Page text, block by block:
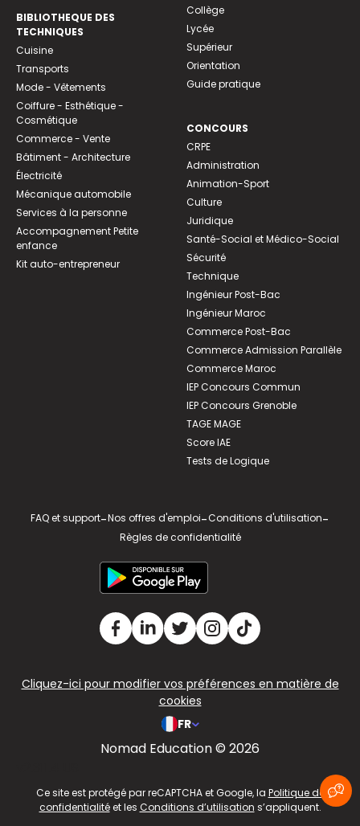
BIBLIOTHEQUE DES
TECHNIQUES
Cuisine
Transports
Mode - Vêtements
Coiffure - Esthétique -
Cosmétique
Commerce - Vente
Bâtiment - Architecture
Électricité
Mécanique automobile
Services à la personne
Accompagnement Petite
enfance
Kit auto-entrepreneur
Collège
Lycée
Supérieur
Orientation
Guide pratique
CONCOURS
CRPE
Administration
Animation-Sport
Culture
Juridique
Santé-Social et Médico-Social
Sécurité
Technique
Ingénieur Post-Bac
Ingénieur Maroc
Commerce Post-Bac
Commerce Admission Parallèle
Commerce Maroc
IEP Concours Commun
IEP Concours Grenoble
TAGE MAGE
Score IAE
Tests de Logique
FAQ et support-Nos offres d'emploi-Conditions d'utilisation-
Règles de confidentialité
Cliquez-ici pour modifier vos préférences en matière de
cookies
FR
Nomad Education © 2026
Ce site est protégé par reCAPTCHA et Google, la Politique de
confidentialitéet les Conditions d’utilisation s’appliquent.